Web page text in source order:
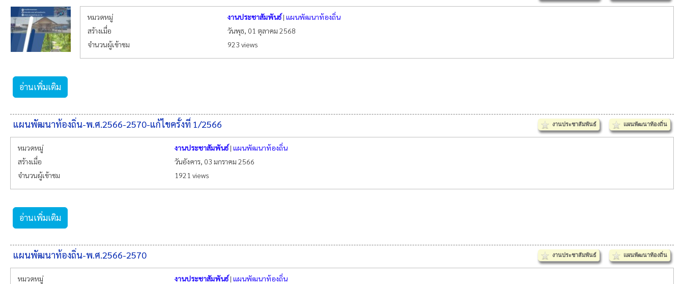
หมวดหมู่ งานประชาสัมพันธ์| แผนพัฒนาท้องถิ่น
สร้างเมื่อ
วันพุธ, 01 ตุลาคม 2568
จำนวนผู้เข้าชม
923 views
อ่านเพิ่มเติม
แผนพัฒนาท้องถิ่น-พ.ศ.2566-2570-แก้ไขครั้งที่ 1/2566 แผนพัฒนาท้องถิ่น
งานประชาสัมพันธ์
หมวดหมู่ งานประชาสัมพันธ์| แผนพัฒนาท้องถิ่น
สร้างเมื่อ
วันอังคาร, 03 มกราคม 2566
จำนวนผู้เข้าชม
1921 views
อ่านเพิ่มเติม
แผนพัฒนาท้องถิ่น-พ.ศ.2566-2570 แผนพัฒนาท้องถิ่น
งานประชาสัมพันธ์
หมวดหมู่ งานประชาสัมพันธ์| แผนพัฒนาท้องถิ่น